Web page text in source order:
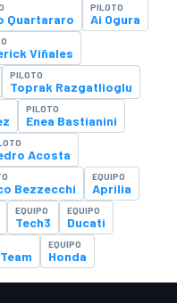
Quartararo
PILOTO
Ai Ogura
Viñales
PILOTO
Toprak Razgatlioglu
PILOTO
Enea Bastianini
Acosta
Bezzecchi
EQUIPO
Aprilia
EQUIPO
Tech3
EQUIPO
Ducati
EQUIPO
Honda